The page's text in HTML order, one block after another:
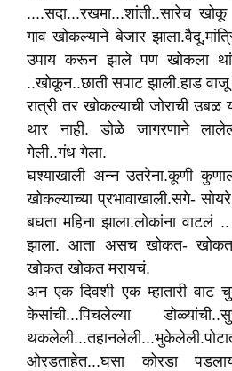
....सदा...रखमा...शांती..सारेच खोकू
गाव खोकल्याने बेजार
उपाय करून झाले पण खोकला
..खोकून..छाती सपाट झाली.हाड वाजू
रात्री तर खोकल्याची जोराची उबळ
थार नाही. डोळे जागरणाने
गेली..गंध गेला.
घश्याखाली अन्न उतरेना.कूणी
खोकल्याच्या प्रभावाखाली.सगे-
बघता महिना झाला.लोकांना
झाला. आता असच खोकत- खोकत
खोकत खोकत मरायचं.
अन एक दिवशी एक म्हातारी वाट
केसांची...पिचलेल्या
ओरडताहेत...घसा कोरडा